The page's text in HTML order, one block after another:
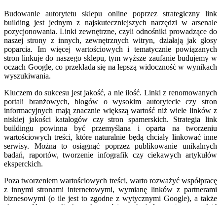
Budowanie autorytetu sklepu online poprzez strategiczny link
building jest jednym z najskuteczniejszych narzędzi w arsenale
pozycjonowania. Linki zewnętrzne, czyli odnośniki prowadzące do
naszej strony z innych, zewnętrznych witryn, działają jak głosy
poparcia. Im więcej wartościowych i tematycznie powiązanych
stron linkuje do naszego sklepu, tym wyższe zaufanie budujemy w
oczach Google, co przekłada się na lepszą widoczność w wynikach
wyszukiwania.
Kluczem do sukcesu jest jakość, a nie ilość. Linki z renomowanych
portali branżowych, blogów o wysokim autorytecie czy stron
informacyjnych mają znacznie większą wartość niż wiele linków z
niskiej jakości katalogów czy stron spamerskich. Strategia link
buildingu powinna być przemyślana i oparta na tworzeniu
wartościowych treści, które naturalnie będą chciały linkować inne
serwisy. Można to osiągnąć poprzez publikowanie unikalnych
badań, raportów, tworzenie infografik czy ciekawych artykułów
eksperckich.
Poza tworzeniem wartościowych treści, warto rozważyć współpracę
z innymi stronami internetowymi, wymianę linków z partnerami
biznesowymi (o ile jest to zgodne z wytycznymi Google), a także